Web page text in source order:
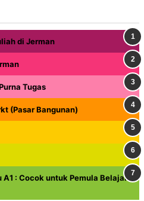
di Jerman
Tugas
(Pasar Bangunan)
: Cocok untuk Pemula Belajar